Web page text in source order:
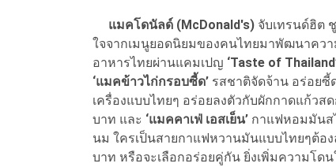
แมคโดนัลด์ (McDonald's) จับเทรนด์ฮิต
ใจจากเมนูยอดนิยมของคนไทยมาพัฒนาคว
อาหารไทยผ่านแคมเปญ ‘Taste of
‘แมคข้าวไก่กรอบซี้ด’ รสชาติจัดจ้าน อร่อยซี้
เครื่องแบบไทยๆ อร่อยลงตัวกับผักกาดแก้วส
บาท และ ‘แมคคาเฟ่ เอสเย็น’ กาแฟหอมมันส
นม ใครเป็นสายกาแฟหวานมันแบบไทยๆต้อง
บาท หรือจะเลือกอร่อยคู่กัน ยิ่งเพิ่มความโด